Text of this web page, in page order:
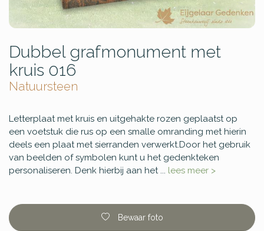
Dubbel grafmonument met
kruis 016
Natuursteen
Letterplaat met kruis en uitgehakte rozen geplaatst op
een voetstuk die rus op een smalle omranding met hierin
deels een plaat met sierranden verwerkt.Door het gebruik
van beelden of symbolen kunt u het gedenkteken
personaliseren. Denk hierbij aan het ... lees meer >
Bewaar foto